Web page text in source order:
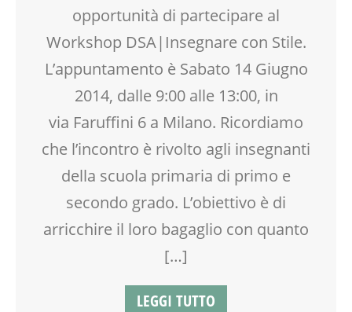
RIEQUILIBRIO ENERGETICO
SCUOLA
WEEKEND
opportunità di partecipare al
Workshop DSA|Insegnare con Stile.
L’appuntamento è Sabato 14 Giugno
2014, dalle 9:00 alle 13:00, in
via Faruffini 6 a Milano. Ricordiamo
che l’incontro è rivolto agli insegnanti
della scuola primaria di primo e
secondo grado. L’obiettivo è di
arricchire il loro bagaglio con quanto
[…]
LEGGI TUTTO